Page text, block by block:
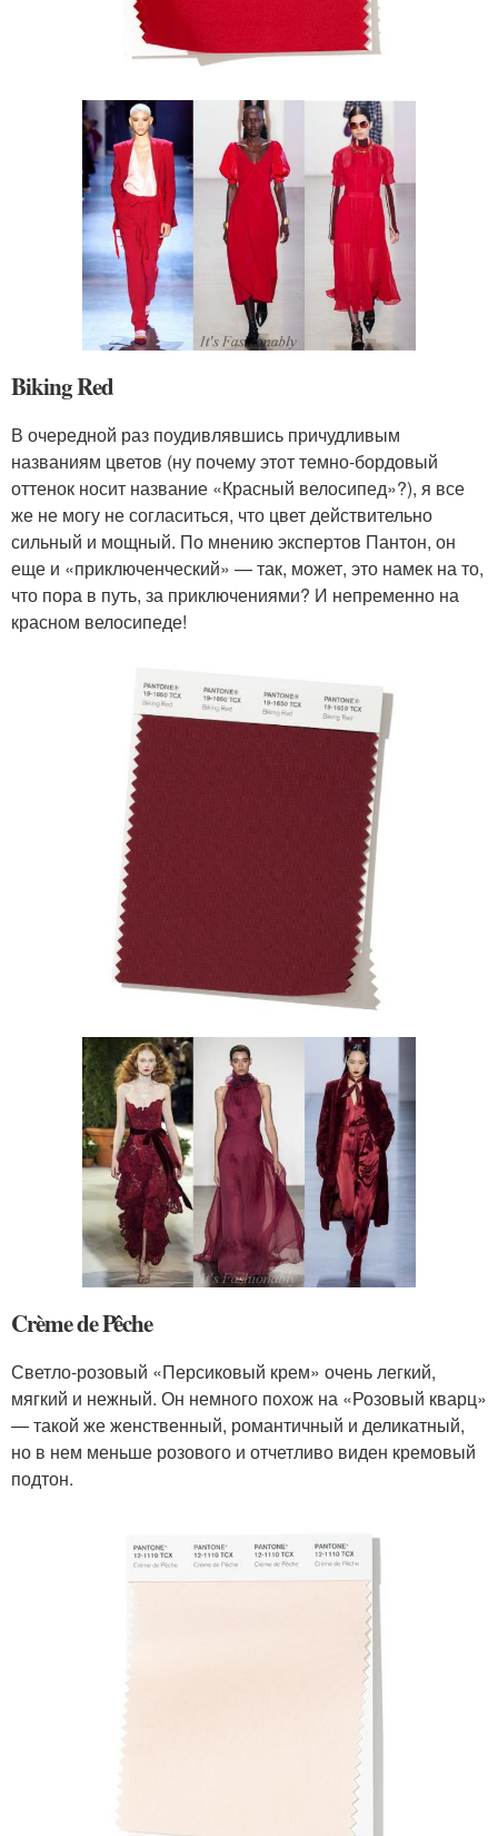
Biking Red
В очередной раз поудивлявшись причудливым
названиям цветов (ну почему этот темно-бордовый
оттенок носит название «Красный велосипед»?), я все
же не могу не согласиться, что цвет действительно
сильный и мощный. По мнению экспертов Пантон, он
еще и «приключенческий» — так, может, это намек на то,
что пора в путь, за приключениями? И непременно на
красном велосипеде!
Crème de Pêche
Светло-розовый «Персиковый крем» очень легкий,
мягкий и нежный. Он немного похож на «Розовый кварц»
— такой же женственный, романтичный и деликатный,
но в нем меньше розового и отчетливо виден кремовый
подтон.